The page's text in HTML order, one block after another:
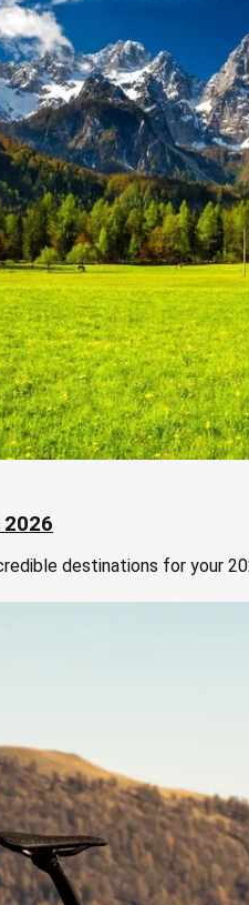
destinations for your